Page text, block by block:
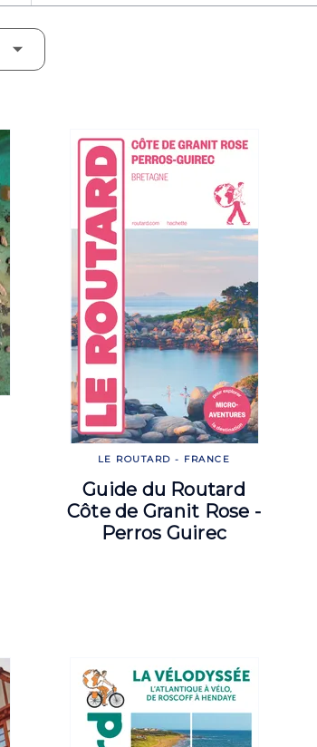
LE ROUTARD - FRANCE
Guide du Routard
Côte de Granit Rose -
Perros Guirec